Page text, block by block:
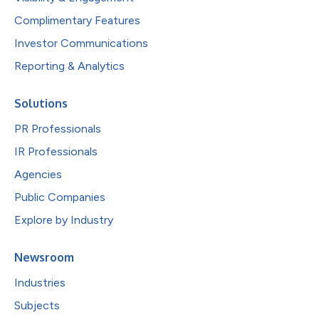
Complimentary Features
Investor Communications
Reporting & Analytics
Solutions
PR Professionals
IR Professionals
Agencies
Public Companies
Explore by Industry
Newsroom
Industries
Subjects